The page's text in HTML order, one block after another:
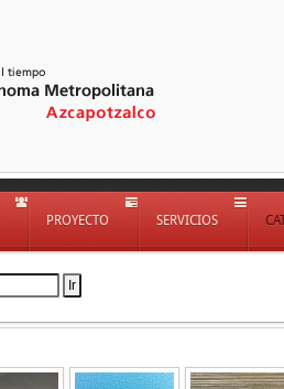
PROYECTO SERVICIOS